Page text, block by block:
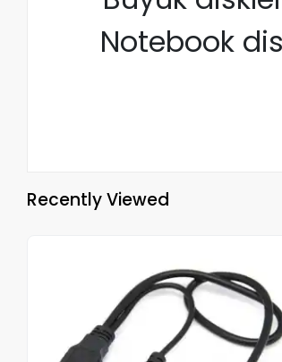
Notebook
Recently Viewed
Out of